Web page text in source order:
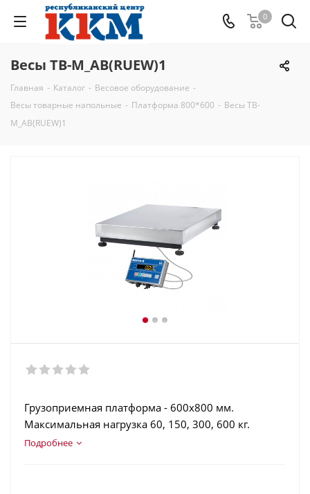
0
Весы TB-M_АB(RUEW)1
Главная - Каталог - Весовое оборудование -
Весы товарные напольные - Платформа 800*600 - Весы TB-
M_АB(RUEW)1
Грузоприемная платформа - 600х800 мм.
Максимальная нагрузка 60, 150, 300, 600 кг.
Терминал в корпусе из нержавеющей стали.
Подробнее